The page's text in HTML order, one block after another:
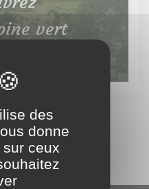
vert
des
donne
ceux